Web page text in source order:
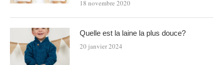
18 novembre 2020
Quelle est la laine la plus douce?
20 janvier 2024